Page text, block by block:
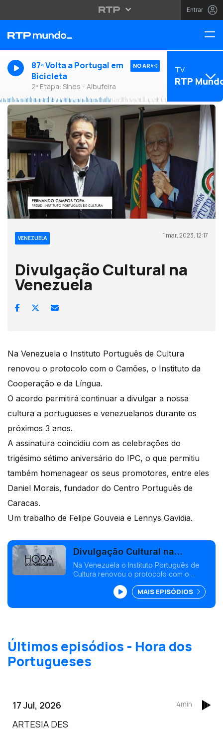
Entrar
87ª Volta a Portugal em
Bicicleta
2ª Etapa: Sines - Albufeira
NO AR TV
RTP
VENEZUELA 1 mar, 2023, 12:17
Divulgação Cultural na
Venezuela
Na Venezuela o Instituto Português de Cultura
renovou o protocolo com o Camões, o Instituto da
Cooperação e da Língua.
O acordo permitirá continuar a divulgar a nossa
cultura a portugueses e venezuelanos durante os
próximos 3 anos.
A assinatura coincidiu com as celebrações do
trigésimo sétimo aniversário do IPC, o que permitiu
também homenagear os seus promotores, entre eles
Daniel Morais, fundador do Centro Português de
Caracas.
Um trabalho de Felipe Gouveia e Lennys Gavidia.
Divulgação Cultural na
Venezuela
Na Venezuela o Instituto Português de
Cultura renovou o protocolo com o
Língua.<br /> O acordo permitirá
continuar a divulgar a nossa cultura a
portugueses e venezuelanos durante os
MAIS EPISÓDIOS
Últimos episódios - Hora dos
Portugueses
17 Jul, 2026
ARTESIA DES
4min